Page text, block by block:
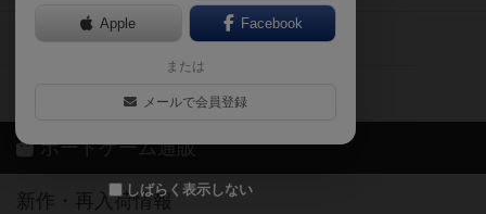
Apple Facebook
または
メールで会員登録
しばらく表示しない
ボードゲーム業界コラム
ボドゲーマご利用案内
ボードゲーム通販
新作・再入荷情報